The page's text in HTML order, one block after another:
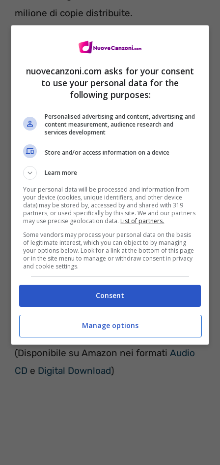
milione di copie distribuite.
Quella che vedete in basso, è l’immagine
quale, potete leggere i titoli di tutte le
canzoni presenti.
Tracklist Racine Carrée – Stromae
(Disponibile su Amazon nei formati Audio
CD e Digital Download)
nuovecanzoni.com asks for your consent
to use your personal data for the
following purposes:
Personalised advertising and content, advertising and
content measurement, audience research and
services development
Store and/or access information on a device
Learn more
Your personal data will be processed and information from
your device (cookies, unique identifiers, and other device
data) may be stored by, accessed by and shared with 319
partners, or used specifically by this site. We and our partners
may use precise geolocation data. List of partners.
Some vendors may process your personal data on the basis
of legitimate interest, which you can object to by managing
your options below. Look for a link at the bottom of this page
or in the site menu to manage or withdraw consent in privacy
and cookie settings.
Consent
Manage options